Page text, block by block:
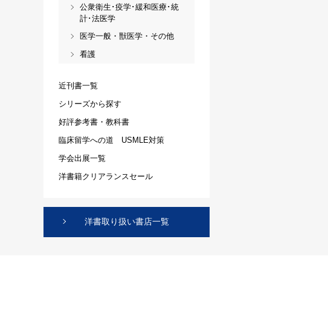
公衆衛生･疫学･緩和医療･統
計･法医学
医学一般・獣医学・その他
看護
近刊書一覧
シリーズから探す
好評参考書・教科書
臨床留学への道 USMLE対策
学会出展一覧
洋書籍クリアランスセール
洋書取り扱い書店一覧